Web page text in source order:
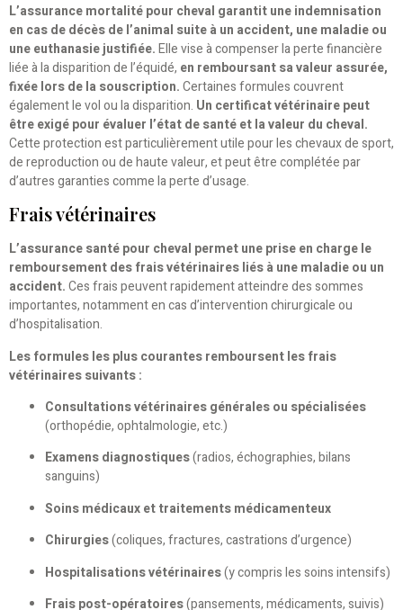
L’assurance mortalité pour cheval garantit une indemnisation
en cas de décès de l’animal suite à un accident, une maladie ou
une euthanasie justifiée.Elle vise à compenser la perte financière
liée à la disparition de l’équidé, en remboursant sa valeur assurée,
fixée lors de la souscription.Certaines formules couvrent
également le vol ou la disparition. Un certificat vétérinaire peut
être exigé pour évaluer l’état de santé et la valeur du cheval.
Cette protection est particulièrement utile pour les chevaux de sport,
de reproduction ou de haute valeur, et peut être complétée par
d’autres garanties comme la perte d’usage.
Frais vétérinaires
L’assurance santé pour cheval permet une prise en charge le
remboursement des frais vétérinaires liés à une maladie ou un
accident.Ces frais peuvent rapidement atteindre des sommes
importantes, notamment en cas d’intervention chirurgicale ou
d’hospitalisation.
Les formules les plus courantes remboursent les frais
vétérinaires suivants :
Consultations vétérinaires générales ou spécialisées
(orthopédie, ophtalmologie, etc.)
Examens diagnostiques(radios, échographies, bilans
sanguins)
Soins médicaux et traitements médicamenteux
Chirurgies(coliques, fractures, castrations d’urgence)
Hospitalisations vétérinaires(y compris les soins intensifs)
Frais post-opératoires(pansements, médicaments, suivis)